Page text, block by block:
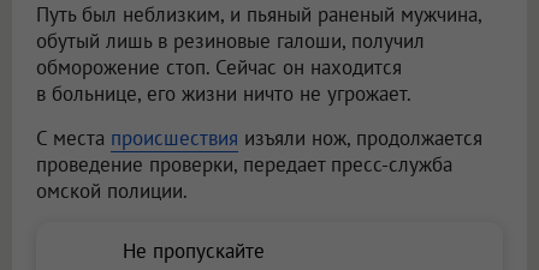
Путь был неблизким, и пьяный раненый мужчина,
обутый лишь в резиновые галоши, получил
обморожение стоп. Сейчас он находится
в больнице, его жизни ничто не угрожает.
С места происшествия изъяли нож, продолжается
проведение проверки, передает пресс-служба
омской полиции.
Не пропускайте